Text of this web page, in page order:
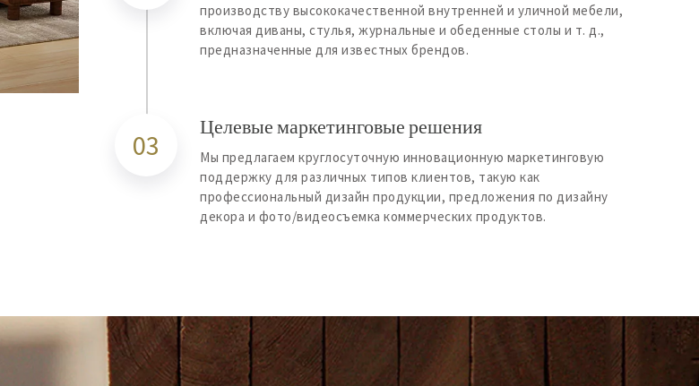
производству высококачественной внутренней и уличной мебели,
включая диваны, стулья, журнальные и обеденные столы и т. д.,
предназначенные для известных брендов.
03
Целевые маркетинговые решения
Мы предлагаем круглосуточную инновационную маркетинговую
поддержку для различных типов клиентов, такую ​​как
профессиональный дизайн продукции, предложения по дизайну
декора и фото/видеосъемка коммерческих продуктов.​​​​​​​